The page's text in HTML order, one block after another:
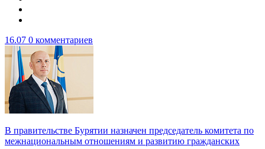
16.07 0 комментариев
В правительстве Бурятии назначен председатель комитета по
межнациональным отношениям и развитию гражданских